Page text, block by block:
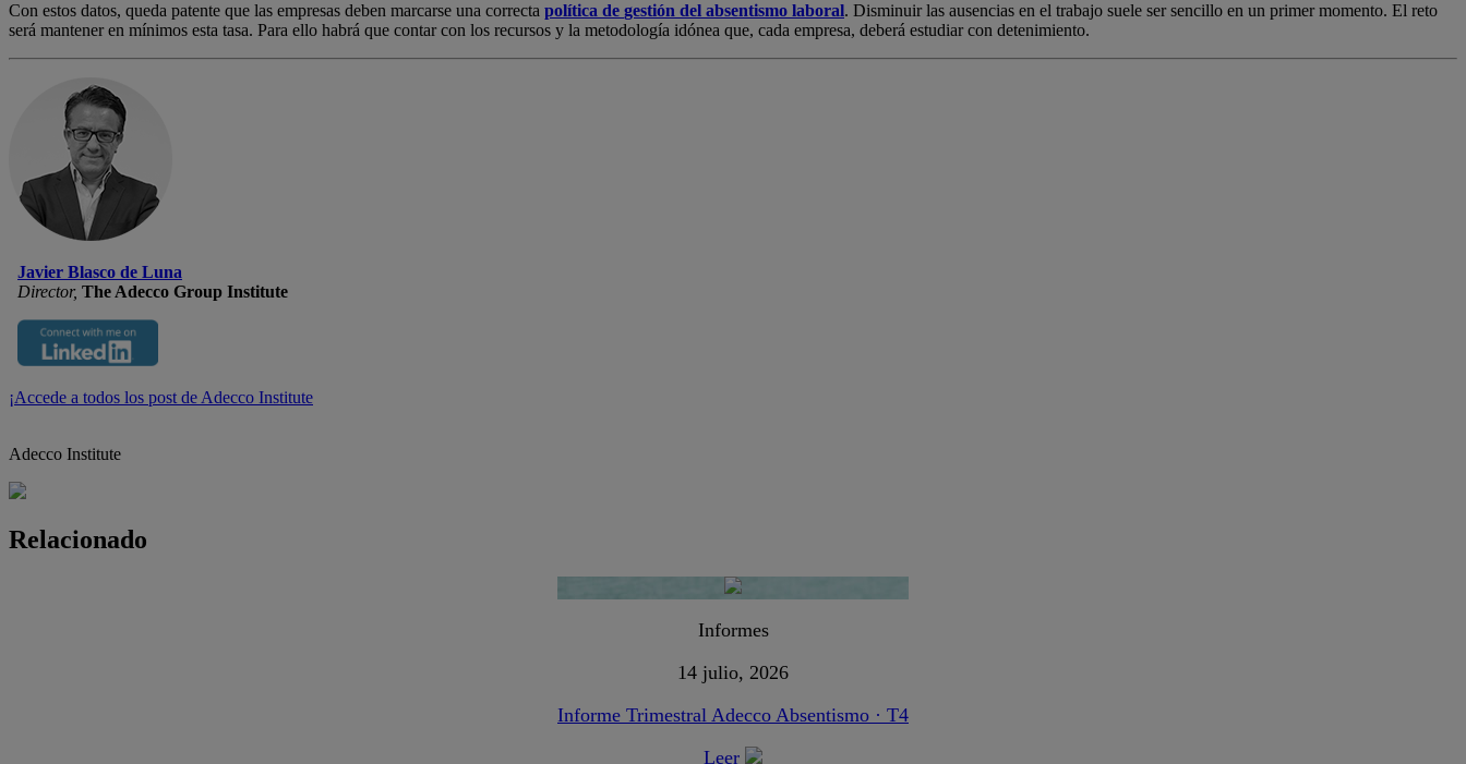
Con estos datos, queda patente que las empresas deben marcarse una correcta política de gestión del absentismo laboral. Disminuir las ausencias en el trabajo suele ser sencillo en un primer momento. El reto
será mantener en mínimos esta tasa. Para ello habrá que contar con los recursos y la metodología idónea que, cada empresa, deberá estudiar con detenimiento.
Javier Blasco de Luna
Director, The Adecco Group Institute
¡Accede a todos los post de Adecco Institute
Adecco Institute
Relacionado
Informes
14 julio, 2026
Informe Trimestral Adecco Absentismo · T4
Leer